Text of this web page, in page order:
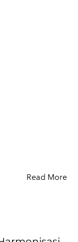
Read More